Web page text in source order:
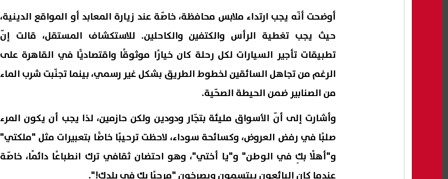
أوضحت أنّه يجب ارتداء ملابس محافظة، خاصّة عند زيارة المعابد أو المواقع الدينية،
حيث يجب تغطية الرأس والكتفين والكاحلين. للاستكشاف المستقل، قالت إنّ
تطبيقات تأجير السيارات لكل رحلة كان خيارًا موثوقًا واقتصاديًّا في القاهرة على
الرغم من تجاهل السائقين لخطوط الطريق بشكل غير رسمي، بينما تجنّبت شرب الماء
من الصنابير ضمن الحيطة الصحّية.
وأشارت إلى أنّ الأسواق مليئة بتجّار ودودين ولكن حازمين، لذا يجب أن يكون المرء
صلبًا في رفض العروض، وكسائحة سوداء، لاحظت ترحيبًا خاصًّا بتعبيرات مثل "ملكتي"
و"أهلًا بكِ في الوطن" و"يا أختي"، وهو احتضان ثقافي ترك انطباعًا دائمًا، خاصّة
عندما كان البائعون يبتسمون ويصرخون "مرحبًا بكِ في بلدك!".